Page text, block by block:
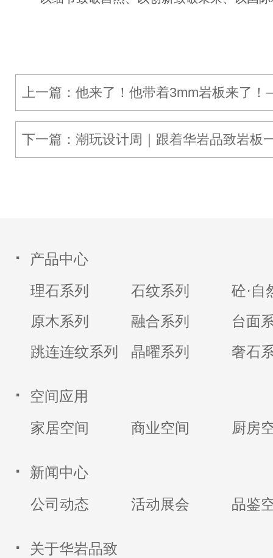
下一篇：潮玩设计周｜跟着华岩品致岩板
上一篇：他来了！他带着3mm岩板来了
·
产品中心
理石系列
石纹系列
砼·自
原木系列
融合系列
台面
跳连连纹系列
晶曜系列 奢石
·
空间应用
家居空间
商业空间 厨房
·
新闻中心
公司动态
活动展会 品鉴
·
关于华岩品致